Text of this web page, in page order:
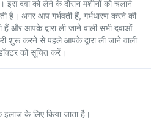
दवा को लेने के दौरान मशीनों को चलाने
है। अगर आप गर्भवती हैं, गर्भधारण करने की
हैं और आपके द्वारा ली जाने वाली सभी दवाओं
शुरू करने से पहले आपके द्वारा ली जाने वाली
को सूचित करें।
इलाज के लिए किया जाता है।